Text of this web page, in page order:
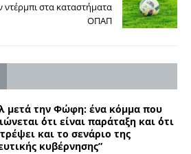
στα καταστήματα
ΟΠΑΠ
μετά την Φώφη: ένα κόμμα που
΄ότι είναι παράταξη και ΄ότι
και το σενάριο της
κυβέρνησης”